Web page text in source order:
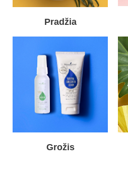
Pradžia
Grožis